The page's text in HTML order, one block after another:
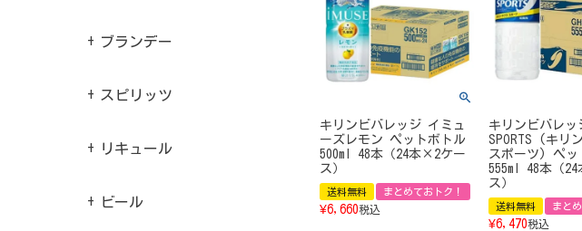
ブランデー
スピリッツ
リキュール
ビール
キリンビバレッジ イミュ
ーズレモン ペットボトル
500ml 48本（24本×2ケー
ス）
送料無料 まとめておトク！
¥6,660税込
キリンビバレッ
SPORTS (キリ
スポーツ) ペッ
555ml 48本（
ス）
送料無料 まと
¥6,470税込